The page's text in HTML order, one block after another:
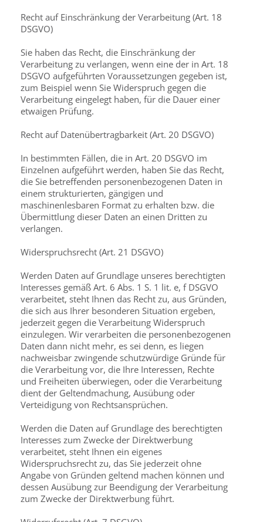
Recht auf Einschränkung der Verarbeitung (Art. 18
DSGVO)
Sie haben das Recht, die Einschränkung der
Verarbeitung zu verlangen, wenn eine der in Art. 18
DSGVO aufgeführten Voraussetzungen gegeben ist,
zum Beispiel wenn Sie Widerspruch gegen die
Verarbeitung eingelegt haben, für die Dauer einer
etwaigen Prüfung.
Recht auf Datenübertragbarkeit (Art. 20 DSGVO)
In bestimmten Fällen, die in Art. 20 DSGVO im
Einzelnen aufgeführt werden, haben Sie das Recht,
die Sie betreffenden personenbezogenen Daten in
einem strukturierten, gängigen und
maschinenlesbaren Format zu erhalten bzw. die
Übermittlung dieser Daten an einen Dritten zu
verlangen.
Widerspruchsrecht (Art. 21 DSGVO)
Werden Daten auf Grundlage unseres berechtigten
Interesses gemäß Art. 6 Abs. 1 S. 1 lit. e, f DSGVO
verarbeitet, steht Ihnen das Recht zu, aus Gründen,
die sich aus Ihrer besonderen Situation ergeben,
jederzeit gegen die Verarbeitung Widerspruch
einzulegen. Wir verarbeiten die personenbezogenen
Daten dann nicht mehr, es sei denn, es liegen
nachweisbar zwingende schutzwürdige Gründe für
die Verarbeitung vor, die Ihre Interessen, Rechte
und Freiheiten überwiegen, oder die Verarbeitung
dient der Geltend­machung, Ausübung oder
Verteidigung von Rechtsansprüchen.
Werden die Daten auf Grundlage des berechtigten
Interesses zum Zwecke der Direktwer­bung
verarbeitet, steht Ihnen ein eigenes
Widerspruchsrecht zu, das Sie jederzeit ohne
Angabe von Gründen geltend machen können und
dessen Ausübung zur Beendigung der Verarbeitung
zum Zwecke der Direktwerbung führt.